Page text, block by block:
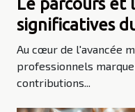
significatives
la médecine
Au cœur de l'avancée
professionnels
contributions...